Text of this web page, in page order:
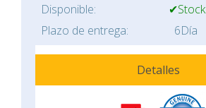
Disponible:
✔Stock
Plazo de entrega:
6Día
Detalles